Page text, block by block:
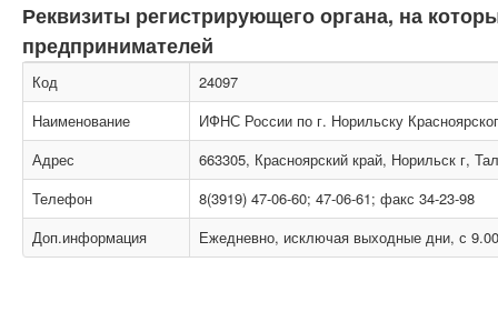
Реквизиты регистрирующего органа, на
предпринимателей
Код
24097
Наименование
ИФНС России по г. Норильску
Адрес
663305, Красноярский край, Норильск г,
Телефон
8(3919) 47-06-60; 47-06-61; факс 34-23-98
Доп.информация
Ежедневно, исключая выходные дни, с